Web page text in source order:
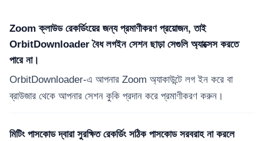
Zoom ক্লাউড রেকর্ডিংয়ের জন্য প্রমাণীকরণ প্রয়োজন, তাই
OrbitDownloader বৈধ লগইন সেশন ছাড়া সেগুলি অ্যাক্সেস করতে
পারে না।
OrbitDownloader-এ আপনার Zoom অ্যাকাউন্টে লগ ইন করে বা
ব্রাউজার থেকে আপনার সেশন কুকি প্রদান করে প্রমাণীকরণ করুন।
মিটিং পাসকোড দ্বারা সুরক্ষিত রেকর্ডিং সঠিক পাসকোড সরবরাহ না করলে